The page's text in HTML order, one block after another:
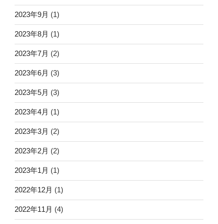
2023年9月 (1)
2023年8月 (1)
2023年7月 (2)
2023年6月 (3)
2023年5月 (3)
2023年4月 (1)
2023年3月 (2)
2023年2月 (2)
2023年1月 (1)
2022年12月 (1)
2022年11月 (4)